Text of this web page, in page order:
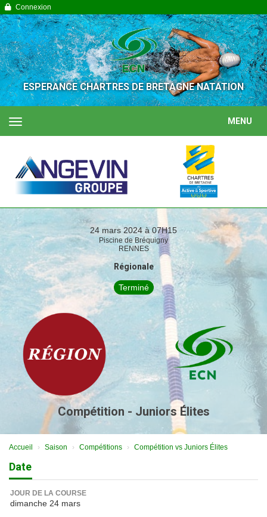
Connexion
ESPERANCE CHARTRES DE BRETAGNE NATATION
MENU
24 mars 2024 à 07H15
Piscine de Bréquigny
RENNES
Régionale
Terminé
Compétition - Juniors Élites
Accueil Saison Compétitions Compétition vs Juniors Élites
Date
JOUR DE LA COURSE
dimanche 24 mars
Panneau de gestion des cookies